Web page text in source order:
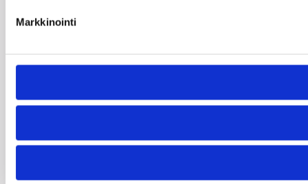
Markkinointi